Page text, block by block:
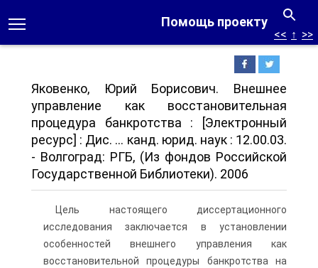
Помощь проекту
<< ↑ >>
Яковенко, Юрий Борисович. Внешнее
управление как восстановительная
процедура банкротства : [Электронный
ресурс] : Дис. ... канд. юрид. наук : 12.00.03.
- Волгоград: РГБ, (Из фондов Российской
Государственной Библиотеки). 2006
Цель настоящего диссертационного
исследования заключается в установлении
особенностей внешнего управления как
восстановительной процедуры банкротства на